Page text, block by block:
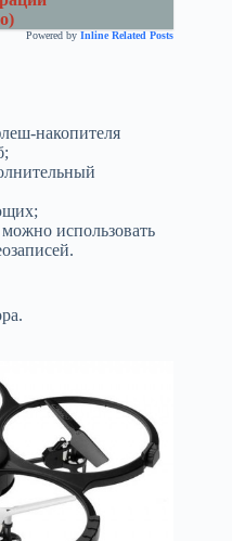
Powered by Inline Related Posts
накопителя
использовать